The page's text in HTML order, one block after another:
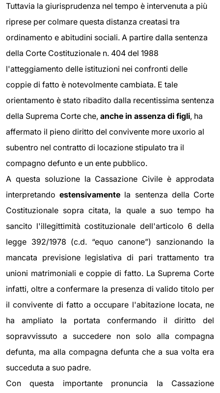
Tuttavia la giurisprudenza nel tempo è intervenuta a più
riprese per colmare questa distanza creatasi tra
ordinamento e abitudini sociali. A partire dalla sentenza
della Corte Costituzionale n. 404 del 1988
l'atteggiamento delle istituzioni nei confronti delle
coppie di fatto è notevolmente cambiata. E tale
orientamento è stato ribadito dalla recentissima sentenza
della Suprema Corte che, anche in assenza di figli, ha
affermato il pieno diritto del convivente more uxorio al
subentro nel contratto di locazione stipulato tra il
compagno defunto e un ente pubblico.
A questa soluzione la Cassazione Civile è approdata
interpretandoestensivamente la sentenza della Corte
Costituzionale sopra citata, la quale a suo tempo ha
sancito l'illegittimità costituzionale dell'articolo 6 della
legge 392/1978 (c.d. “equo canone”) sanzionando la
mancata previsione legislativa di pari trattamento tra
unioni matrimoniali e coppie di fatto. La Suprema Corte
infatti, oltre a confermare la presenza di valido titolo per
il convivente di fatto a occupare l'abitazione locata, ne
ha ampliato la portata confermando il diritto del
sopravvissuto a succedere non solo alla compagna
defunta, ma alla compagna defunta che a sua volta era
succeduta a suo padre.
Con questa importante pronuncia la Cassazione